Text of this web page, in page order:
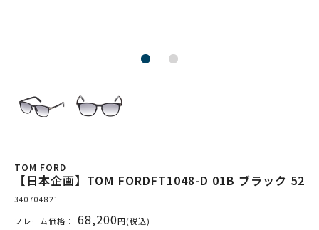
TOM FORD
【日本企画】TOM FORDFT1048-D 01B ブラック 52
340704821
フレーム価格： 68,200円(税込)